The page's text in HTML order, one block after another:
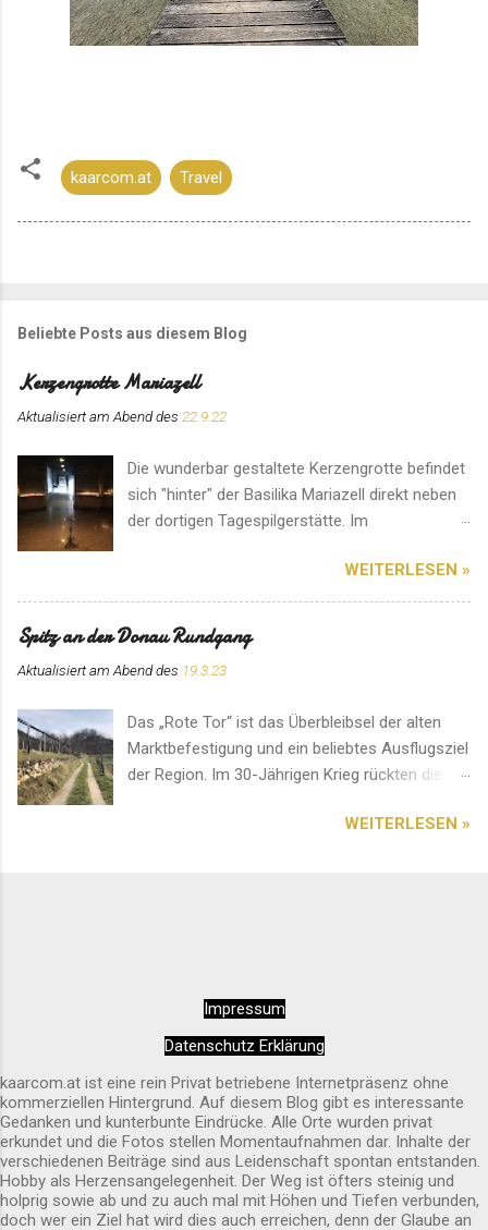
kaarcom.at Travel
Beliebte Posts aus diesem Blog
Kerzengrotte Mariazell
Aktualisiert am Abend des 22.9.22
Die wunderbar gestaltete Kerzengrotte befindet
sich "hinter" der Basilika Mariazell direkt neben
der dortigen Tagespilgerstätte. Im
angefertigte Kerzen erworben werden. Hier
herrscht eine ganz besondere Atmosphäre. Ein
Platz für ein Gebet im stillen Gedenken.
WEITERLESEN »
Spitz an der Donau Rundgang
Aktualisiert am Abend des 19.3.23
Das „Rote Tor“ ist das Überbleibsel der alten
Marktbefestigung und ein beliebtes Ausflugsziel
der Region. Im 30-Jährigen Krieg rückten die
diesem Ort ein erbitterter und blutiger Kampf.
sehr entspannend und rundherum harmonisch.
Alles wirkt sehr sauber und liebevoll gepflegt.
Außen ist sie schon von Weitem erkennbar.
WEITERLESEN »
Impressum
Datenschutz Erklärung
kaarcom.at ist eine rein Privat betriebene Internetpräsenz ohne
kommerziellen Hintergrund. Auf diesem Blog gibt es interessante
Gedanken und kunterbunte Eindrücke. Alle Orte wurden privat
erkundet und die Fotos stellen Momentaufnahmen dar. Inhalte der
verschiedenen Beiträge sind aus Leidenschaft spontan entstanden.
Hobby als Herzensangelegenheit. Der Weg ist öfters steinig und
holprig sowie ab und zu auch mal mit Höhen und Tiefen verbunden,
doch wer ein Ziel hat wird dies auch erreichen, denn der Glaube an